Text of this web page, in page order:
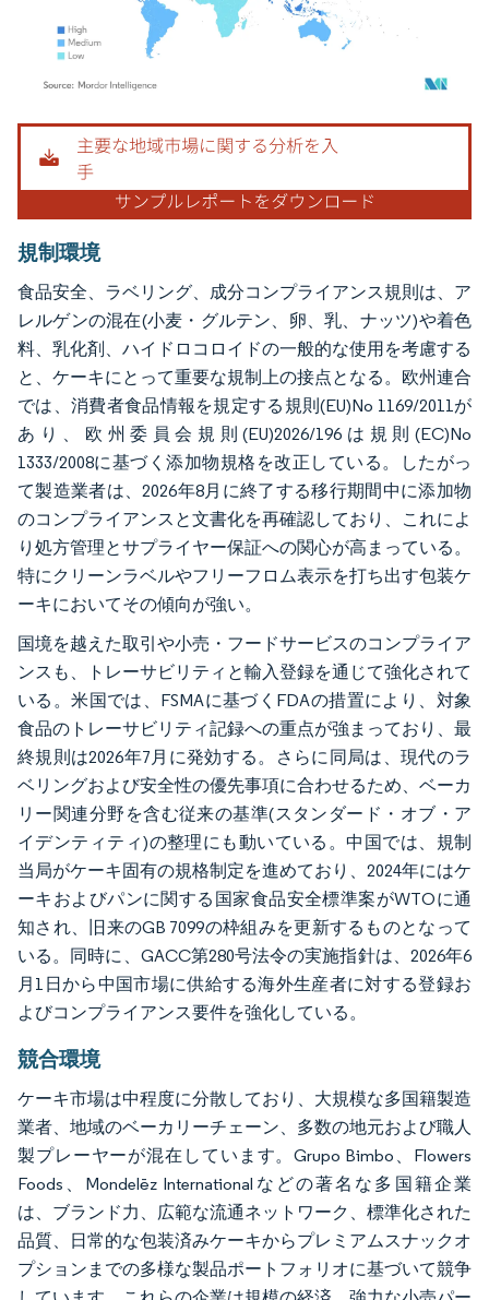
画像 © Mordor Intelligence。再利用にはCC BY 4.0の表示が必要です。
規制環境
食品安全、ラベリング、成分コンプライアンス規則は、ア
レルゲンの混在(小麦・グルテン、卵、乳、ナッツ)や着色
料、乳化剤、ハイドロコロイドの一般的な使用を考慮する
と、ケーキにとって重要な規制上の接点となる。欧州連合
では、消費者食品情報を規定する規則(EU)No 1169/2011が
あり、欧州委員会規則(EU)2026/196は規則(EC)No
1333/2008に基づく添加物規格を改正している。したがっ
て製造業者は、2026年8月に終了する移行期間中に添加物
のコンプライアンスと文書化を再確認しており、これによ
り処方管理とサプライヤー保証への関心が高まっている。
特にクリーンラベルやフリーフロム表示を打ち出す包装ケ
ーキにおいてその傾向が強い。
国境を越えた取引や小売・フードサービスのコンプライア
ンスも、トレーサビリティと輸入登録を通じて強化されて
いる。米国では、FSMAに基づくFDAの措置により、対象
食品のトレーサビリティ記録への重点が強まっており、最
終規則は2026年7月に発効する。さらに同局は、現代のラ
ベリングおよび安全性の優先事項に合わせるため、ベーカ
リー関連分野を含む従来の基準(スタンダード・オブ・ア
イデンティティ)の整理にも動いている。中国では、規制
当局がケーキ固有の規格制定を進めており、2024年にはケ
ーキおよびパンに関する国家食品安全標準案がWTOに通
知され、旧来のGB 7099の枠組みを更新するものとなって
いる。同時に、GACC第280号法令の実施指針は、2026年6
月1日から中国市場に供給する海外生産者に対する登録お
よびコンプライアンス要件を強化している。
競合環境
ケーキ市場は中程度に分散しており、大規模な多国籍製造
業者、地域のベーカリーチェーン、多数の地元および職人
製プレーヤーが混在しています。Grupo Bimbo、Flowers
Foods、Mondelēz Internationalなどの著名な多国籍企業
は、ブランド力、広範な流通ネットワーク、標準化された
品質、日常的な包装済みケーキからプレミアムスナックオ
プションまでの多様な製品ポートフォリオに基づいて競争